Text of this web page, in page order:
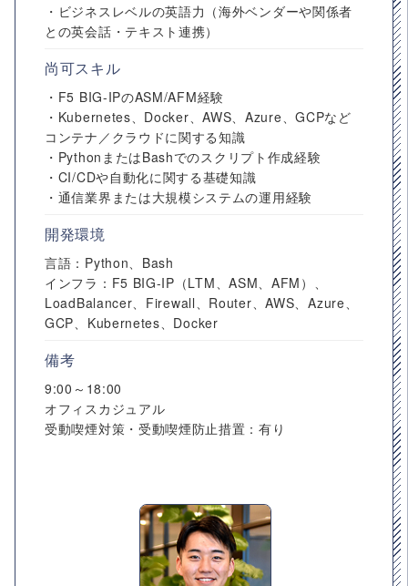
・ビジネスレベルの英語力（海外ベンダーや関係者
との英会話・テキスト連携）
尚可スキル
・F5 BIG-IPのASM/AFM経験
・Kubernetes、Docker、AWS、Azure、GCPなど
コンテナ／クラウドに関する知識
・PythonまたはBashでのスクリプト作成経験
・CI/CDや自動化に関する基礎知識
・通信業界または大規模システムの運用経験
開発環境
言語：Python、Bash
インフラ：F5 BIG-IP（LTM、ASM、AFM）、
LoadBalancer、Firewall、Router、AWS、Azure、
GCP、Kubernetes、Docker
備考
9:00～18:00
オフィスカジュアル
受動喫煙対策・受動喫煙防止措置：有り